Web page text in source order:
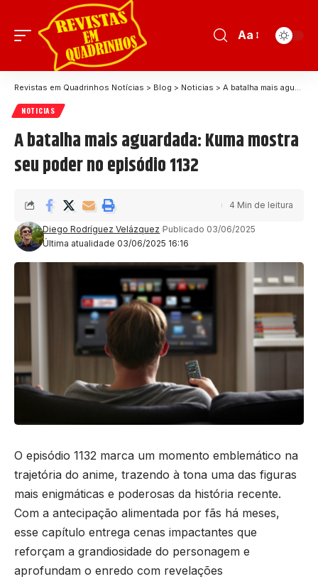
Aa
Revistas em Quadrinhos Notícias > Blog > Noticias > A batalha mais aguardada: Kuma mostra seu poder no episódio 1132
NOTICIAS
A batalha mais aguardada: Kuma mostra
seu poder no episódio 1132
Última atualidade 03/06/2025 16:16
Diego Rodríguez Velázquez Publicado 03/06/2025
4 Min de leitura
O episódio 1132 marca um momento emblemático na
trajetória do anime, trazendo à tona uma das figuras
mais enigmáticas e poderosas da história recente.
Com a antecipação alimentada por fãs há meses,
esse capítulo entrega cenas impactantes que
reforçam a grandiosidade do personagem e
aprofundam o enredo com revelações